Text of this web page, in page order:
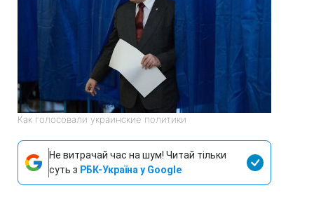
Как голосовали украинские политики
Не витрачай час на шум! Читай тільки
суть з РБК-Україна у Google